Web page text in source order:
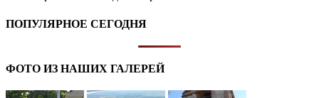
ПОПУЛЯРНОЕ СЕГОДНЯ
ФОТО ИЗ НАШИХ ГАЛЕРЕЙ